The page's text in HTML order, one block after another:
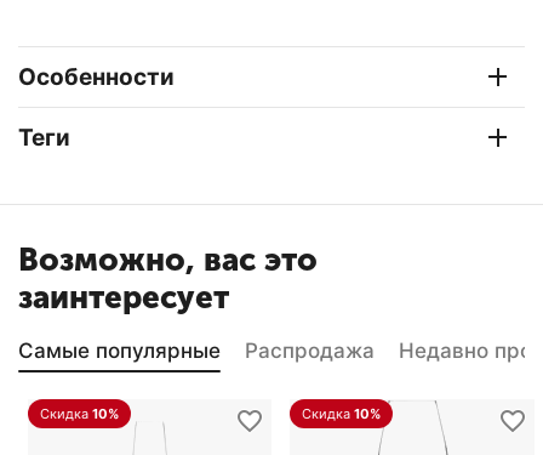
Особенности
Теги
Возможно, вас это
заинтересует
Самые популярные Распродажа Недавно
Скидка 10% Скидка 10%